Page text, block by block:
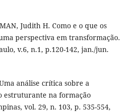
Judith H. Como e o que os
perspectiva em transformação.
v.6, n.1, p.120-142, jan./jun.
análise crítica sobre a
estruturante na formação
vol. 29, n. 103, p. 535-554,